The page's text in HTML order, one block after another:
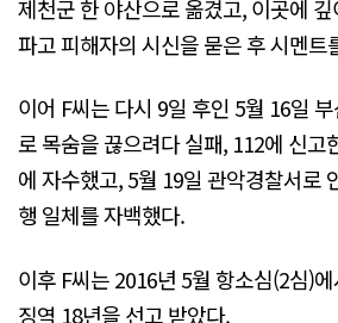
제천군 한 야산으로 옮겼고, 이곳에
파고 피해자의 시신을 묻은 후 시멘트
이어 F씨는 다시 9일 후인 5월 16일
로 목숨을 끊으려다 실패, 112에 신고
에 자수했고, 5월 19일 관악경찰서로
행 일체를 자백했다.
이후 F씨는 2016년 5월 항소심(2심)
징역 18년을 선고 받았다.